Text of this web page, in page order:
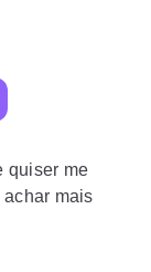
quiser me
mais